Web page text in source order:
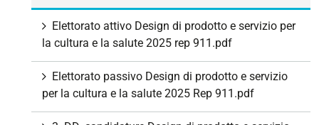
Elettorato attivo Design di prodotto e servizio per
la cultura e la salute 2025 rep 911.pdf
Elettorato passivo Design di prodotto e servizio
per la cultura e la salute 2025 Rep 911.pdf